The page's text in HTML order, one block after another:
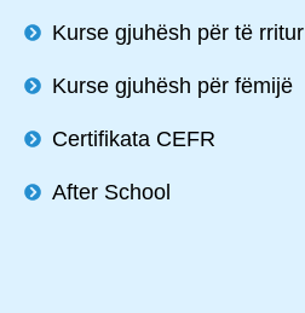
Kurse gjuhësh për të rritur
Kurse gjuhësh për fëmijë
Certifikata CEFR
After School